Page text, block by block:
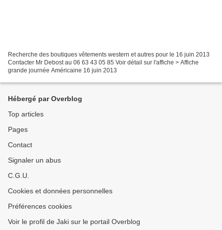
Recherche des boutiques vêtements western et autres pour le 16 juin 2013
Contacter Mr Debost au 06 63 43 05 85 Voir détail sur l'affiche > Affiche
grande journée Américaine 16 juin 2013
Hébergé par Overblog
Top articles
Pages
Contact
Signaler un abus
C.G.U.
Cookies et données personnelles
Préférences cookies
Voir le profil de Jaki sur le portail Overblog